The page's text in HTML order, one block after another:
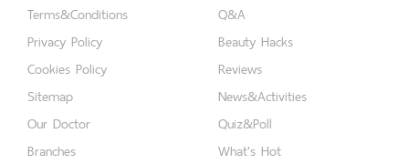
Terms&Conditions
Privacy Policy
Cookies Policy
Sitemap
Our Doctor
Branches
Q&A
Beauty Hacks
Reviews
News&Activities
Quiz&Poll
What's Hot